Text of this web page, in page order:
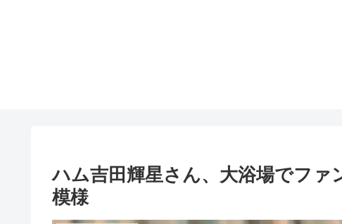
ハム吉田輝星さん、大浴場でファ
模様